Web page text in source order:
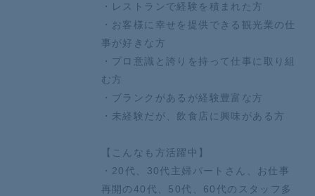
・レストランで経験を積まれた方
・お客様に幸せを提供できる観光業の仕
事が好きな方
・プロ意識と誇りを持って仕事に取り組
む方
・ブランクがあるが経験豊富な方
・未経験だが、飲食店に興味がある方
【こんなも方活躍中】
・20代、30代主婦パートさん、お仕事
再開の40代、50代、60代のスタッフ多